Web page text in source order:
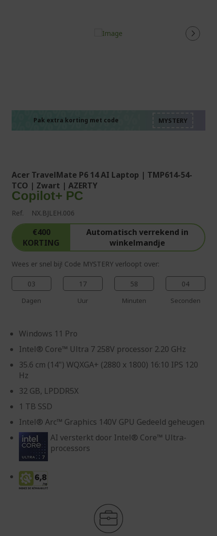
Pak extra korting met code
Acer TravelMate P6 14 AI Laptop | TMP614-54-
TCO | Zwart | AZERTY
Copilot+ PC
Ref. NX.BJLEH.006
€400
KORTING
Automatisch verrekend in
winkelmandje
Wees er snel bij! Code MYSTERY verloopt over:
03
Dagen
17
Uur
58
Minuten
03
Seconden
Windows 11 Pro
Intel® Core™ Ultra 7 258V processor 2.20 GHz
35.6 cm (14") WQXGA+ (2880 x 1800) 16:10 IPS 120
Hz
32 GB, LPDDR5X
1 TB SSD
Intel® Arc™ Graphics 140V GPU Gedeeld geheugen
AI versterkt door Intel® Core™ Ultra-
processors